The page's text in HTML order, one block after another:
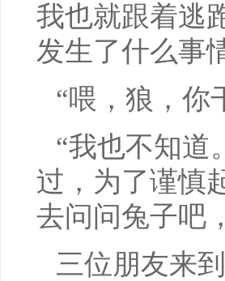
我也就跟着逃
发生了什么事
“喂，狼，你
“我也不知道
过，为了谨慎
去问问兔子吧
三位朋友来